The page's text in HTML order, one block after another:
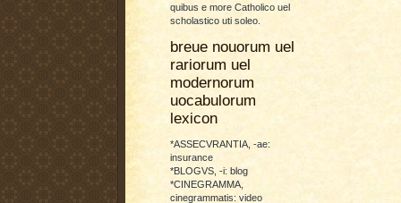
quibus e more Catholico uel
scholastico uti soleo.
breue nouorum uel
rariorum uel
modernorum
uocabulorum
lexicon
*ASSECVRANTIA, -ae:
insurance
*BLOGVS, -i: blog
*CINEGRAMMA,
cinegrammatis: video